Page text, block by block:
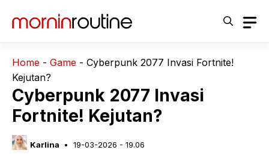
Home - Game - Cyberpunk 2077 Invasi Fortnite!
Kejutan?
Cyberpunk 2077 Invasi
Fortnite! Kejutan?
Karlina 19-03-2026 - 19.06